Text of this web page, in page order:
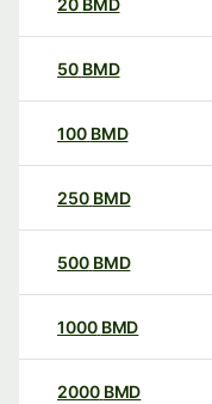
20 BMD
50 BMD
100 BMD
250 BMD
500 BMD
1000 BMD
2000 BMD